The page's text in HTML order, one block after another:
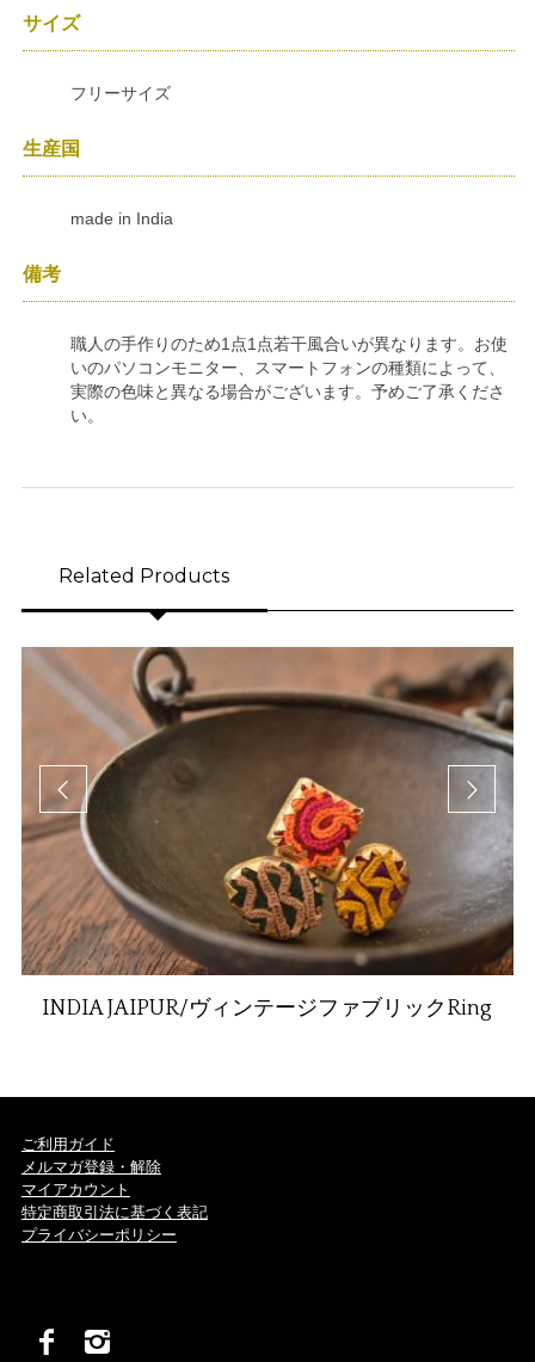
サイズ
フリーサイズ
生産国
made in India
備考
職人の手作りのため1点1点若干風合いが異なります。お使
いのパソコンモニター、スマートフォンの種類によって、
実際の色味と異なる場合がございます。予めご了承くださ
い。
Related Products
INDIA JAIPUR/ヴィンテージファブリックRing
ご利用ガイド
メルマガ登録・解除
マイアカウント
特定商取引法に基づく表記
プライバシーポリシー